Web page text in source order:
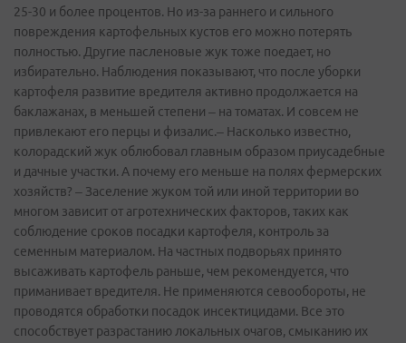
25-30 и более процентов. Но из-за раннего и сильного
повреждения картофельных кустов его можно потерять
полностью. Другие пасленовые жук тоже поедает, но
избирательно. Наблюдения показывают, что после уборки
картофеля развитие вредителя активно продолжается на
баклажанах, в меньшей степени – на томатах. И совсем не
привлекают его перцы и физалис.– Насколько известно,
колорадский жук облюбовал главным образом приусадебные
и дачные участки. А почему его меньше на полях фермерских
хозяйств? – Заселение жуком той или иной территории во
многом зависит от агротехнических факторов, таких как
соблюдение сроков посадки картофеля, контроль за
семенным материалом. На частных подворьях принято
высаживать картофель раньше, чем рекомендуется, что
приманивает вредителя. Не применяются севообороты, не
проводятся обработки посадок инсектицидами. Все это
способствует разрастанию локальных очагов, смыканию их